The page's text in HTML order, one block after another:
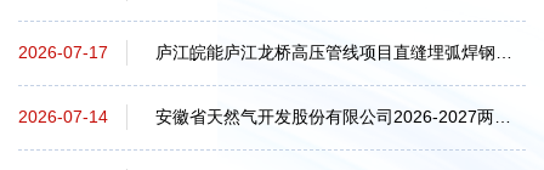
2026-07-17
2026-07-14 安徽省天然气开发股份有限公司2026-2027两年度年报审计、内控审计及其他用于信息披...